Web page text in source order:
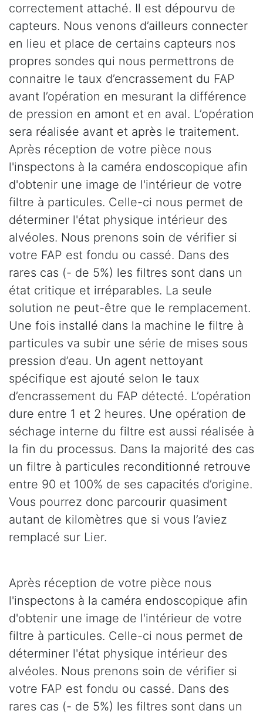
correctement attaché. Il est dépourvu de
capteurs. Nous venons d’ailleurs connecter
en lieu et place de certains capteurs nos
propres sondes qui nous permettrons de
connaitre le taux d’encrassement du FAP
avant l’opération en mesurant la différence
de pression en amont et en aval. L’opération
sera réalisée avant et après le traitement.
Après réception de votre pièce nous
l'inspectons à la caméra endoscopique afin
d'obtenir une image de l'intérieur de votre
filtre à particules. Celle-ci nous permet de
déterminer l'état physique intérieur des
alvéoles. Nous prenons soin de vérifier si
votre FAP est fondu ou cassé. Dans des
rares cas (- de 5%) les filtres sont dans un
état critique et irréparables. La seule
solution ne peut-être que le remplacement.
Une fois installé dans la machine le filtre à
particules va subir une série de mises sous
pression d’eau. Un agent nettoyant
spécifique est ajouté selon le taux
d’encrassement du FAP détecté. L’opération
dure entre 1 et 2 heures. Une opération de
séchage interne du filtre est aussi réalisée à
la fin du processus. Dans la majorité des cas
un filtre à particules reconditionné retrouve
entre 90 et 100% de ses capacités d’origine.
Vous pourrez donc parcourir quasiment
autant de kilomètres que si vous l’aviez
remplacé sur Lier.
Après réception de votre pièce nous
l'inspectons à la caméra endoscopique afin
d'obtenir une image de l'intérieur de votre
filtre à particules. Celle-ci nous permet de
déterminer l'état physique intérieur des
alvéoles. Nous prenons soin de vérifier si
votre FAP est fondu ou cassé. Dans des
rares cas (- de 5%) les filtres sont dans un